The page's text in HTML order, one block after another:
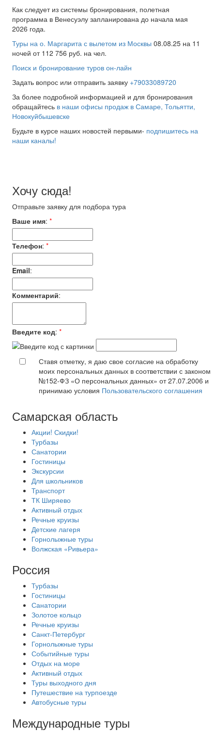
Как следует из системы бронирования, полетная
программа в Венесуэлу запланирована до начала мая
2026 года.
Туры на о. Маргарита с вылетом из Москвы 08.08.25 на 11
ночей от 112 756 руб. на чел.
Поиск и бронирование туров он-лайн
Задать вопрос или отправить заявку +79033089720
За более подробной информацией и для бронирования
обращайтесь в наши офисы продаж в Самаре, Тольятти,
Новокуйбышевске
Будьте в курсе наших новостей первыми- подпишитесь на
наши каналы!
Хочу сюда!
Отправьте заявку для подбора тура
Ваше имя: *
Телефон: *
Email:
Комментарий:
Введите код: *
Ставя отметку, я даю свое согласие на обработку
моих персональных данных в соответствии с законом
№152-ФЗ «О персональных данных» от 27.07.2006 и
принимаю условия Пользовательского соглашения
Самарская область
Акции! Скидки!
Турбазы
Санатории
Гостиницы
Экскурсии
Для школьников
Транспорт
ТК Ширяево
Активный отдых
Речные круизы
Детские лагеря
Горнолыжные туры
Волжская «Ривьера»
Россия
Турбазы
Гостиницы
Санатории
Золотое кольцо
Речные круизы
Санкт-Петербург
Горнолыжные туры
Событийные туры
Отдых на море
Активный отдых
Туры выходного дня
Путешествие на турпоезде
Автобусные туры
Международные туры